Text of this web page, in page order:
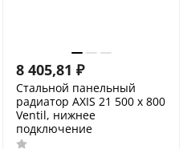
8 405,81 ₽
Стальной панельный
радиатор AXIS 21 500 x 800
Ventil, нижнее
подключение